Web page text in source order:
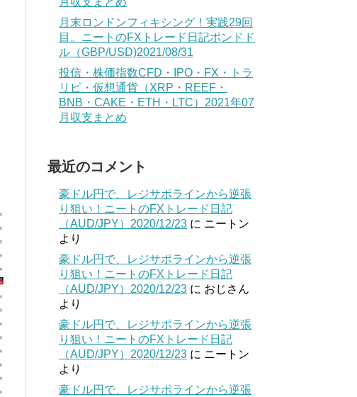
月末ロンドンフィキシング！実践29回
目。ニートのFXトレード日記ポンドド
ル（GBP/USD)2021/08/31
投信・株価指数CFD・IPO・FX・トラ
リピ・仮想通貨（XRP・REEF・
BNB・CAKE・ETH・LTC）2021年07
月収支まとめ
最近のコメント
豪ドル円で、レジサポラインから逆張
り狙い！ニートのFXトレード日記
（AUD/JPY）2020/12/23 に ニートン
より
豪ドル円で、レジサポラインから逆張
り狙い！ニートのFXトレード日記
（AUD/JPY）2020/12/23 に おじさん
より
豪ドル円で、レジサポラインから逆張
り狙い！ニートのFXトレード日記
（AUD/JPY）2020/12/23 に ニートン
より
豪ドル円で、レジサポラインから逆張